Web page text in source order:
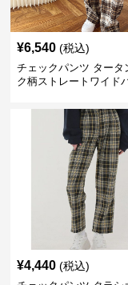
¥6,540 (税込)
チェックパンツ タータ
ク柄ストレートワイド
¥4,440 (税込)